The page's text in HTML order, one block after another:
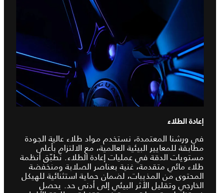
إعادة الطلاء
في ورشنا المعتمدة، نستخدم مواد طلاء عالية الجودة
مطابقة للمعايير البيئية العالمية، مع الالتزام بأعلى
مستويات الدقة في عمليات إعادة الطلاء. نُطبّق أنظمة
طلاء مائي متقدمة، غنية بعناصر الصلابة ومنخفضة
المحتوى من المذيبات، لضمان حماية استثنائية للهيكل
الخارجي وتقليل الأثر البيئي إلى أدنى حد. يحصل